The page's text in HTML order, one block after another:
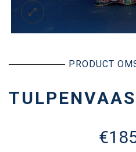
PRODUCT
TULPENVAAS
€